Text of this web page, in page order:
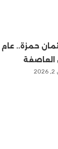
حمزة.. عام